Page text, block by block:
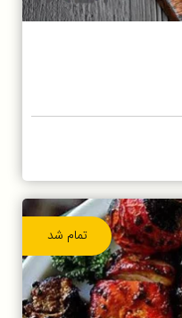
تمام شد